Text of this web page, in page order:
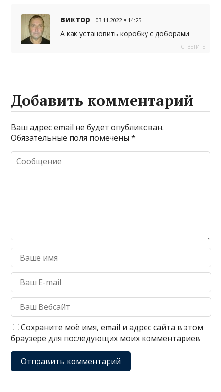
виктор 03.11.2022 в 14:25
А как установить коробку с доборами
ОТВЕТИТЬ
Добавить комментарий
Ваш адрес email не будет опубликован.
Обязательные поля помечены*
Сохраните моё имя, email и адрес сайта в этом
браузере для последующих моих комментариев